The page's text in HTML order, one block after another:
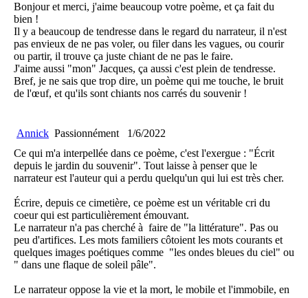
Bonjour et merci, j'aime beaucoup votre poème, et ça fait du
bien !
Il y a beaucoup de tendresse dans le regard du narrateur, il n'est
pas envieux de ne pas voler, ou filer dans les vagues, ou courir
ou partir, il trouve ça juste chiant de ne pas le faire.
J'aime aussi "mon" Jacques, ça aussi c'est plein de tendresse.
Bref, je ne sais que trop dire, un poème qui me touche, le bruit
de l'œuf, et qu'ils sont chiants nos carrés du souvenir !
Annick Passionnément
1/6/2022
Ce qui m'a interpellée dans ce poème, c'est l'exergue : "Écrit
depuis le jardin du souvenir". Tout laisse à penser que le
narrateur est l'auteur qui a perdu quelqu'un qui lui est très cher.
Écrire, depuis ce cimetière, ce poème est un véritable cri du
coeur qui est particulièrement émouvant.
Le narrateur n'a pas cherché à faire de "la littérature". Pas ou
peu d'artifices. Les mots familiers côtoient les mots courants et
quelques images poétiques comme "les ondes bleues du ciel" ou
" dans une flaque de soleil pâle".
Le narrateur oppose la vie et la mort, le mobile et l'immobile, en